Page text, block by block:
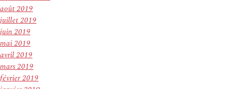
août 2019
juillet 2019
juin 2019
mai 2019
avril 2019
mars 2019
février 2019